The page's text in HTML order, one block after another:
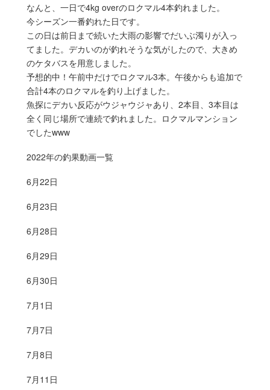
なんと、一日で4kg overのロクマル4本釣れました。
今シーズン一番釣れた日です。
この日は前日まで続いた大雨の影響でだいぶ濁りが入っ
てました。デカいのが釣れそうな気がしたので、大きめ
のケタバスを用意しました。
予想的中！午前中だけでロクマル3本。午後からも追加で
合計4本のロクマルを釣り上げました。
魚探にデカい反応がウジャウジャあり、2本目、3本目は
全く同じ場所で連続で釣れました。ロクマルマンション
でしたwww
2022年の釣果動画一覧
6月22日
6月23日
6月28日
6月29日
6月30日
7月1日
7月7日
7月8日
7月11日